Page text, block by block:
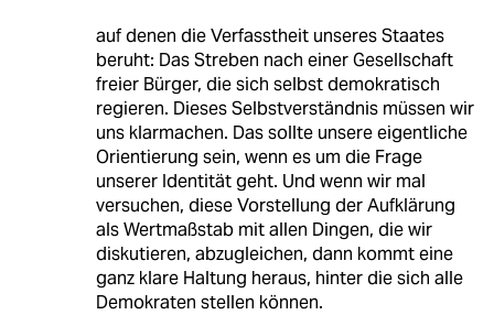
auf denen die Verfasstheit unseres Staates
beruht: Das Streben nach einer Gesellschaft
freier Bürger, die sich selbst demokratisch
regieren. Dieses Selbstverständnis müssen wir
uns klarmachen. Das sollte unsere eigentliche
Orientierung sein, wenn es um die Frage
unserer Identität geht. Und wenn wir mal
versuchen, diese Vorstellung der Aufklärung
als Wertmaßstab mit allen Dingen, die wir
diskutieren, abzugleichen, dann kommt eine
ganz klare Haltung heraus, hinter die sich alle
Demokraten stellen können.